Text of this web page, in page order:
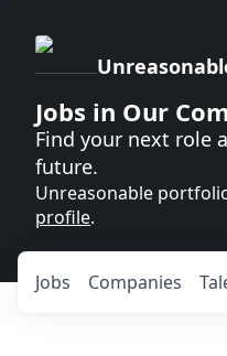
Jobs in Our
Find your next role
future.
Unreasonable
profile.
Jobs Companies